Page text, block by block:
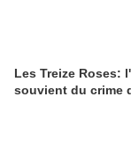
Les Treize Roses:
souvient du crime